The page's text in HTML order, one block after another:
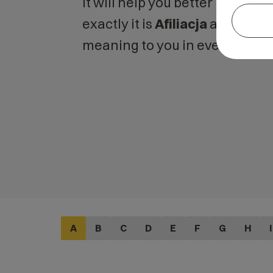
exactly it isAfiliacja and what
meaning to you in everyday
A B C D E F G H I